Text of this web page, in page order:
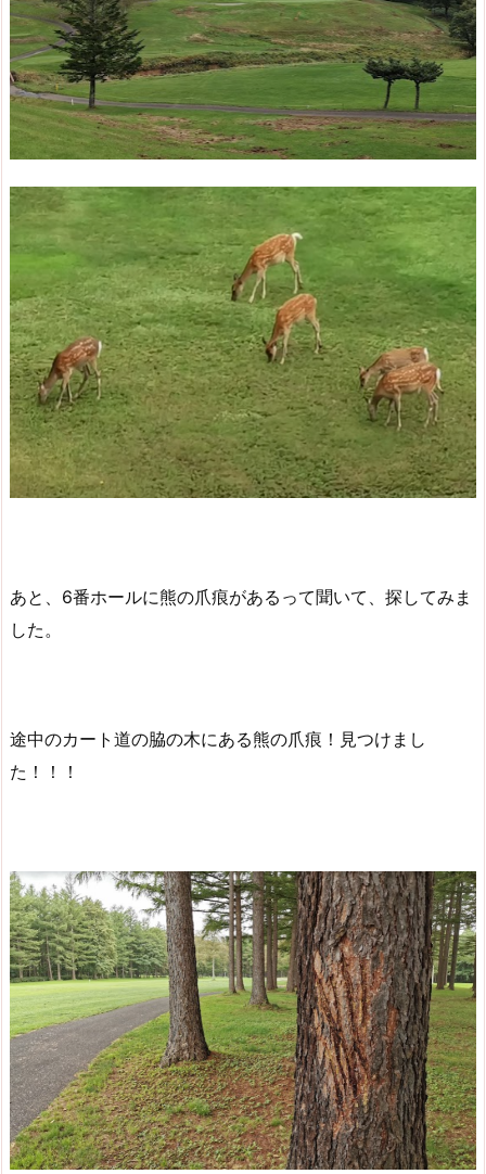
あと、6番ホールに熊の爪痕があるって聞いて、探してみま
した。
途中のカート道の脇の木にある熊の爪痕！見つけまし
た！！！